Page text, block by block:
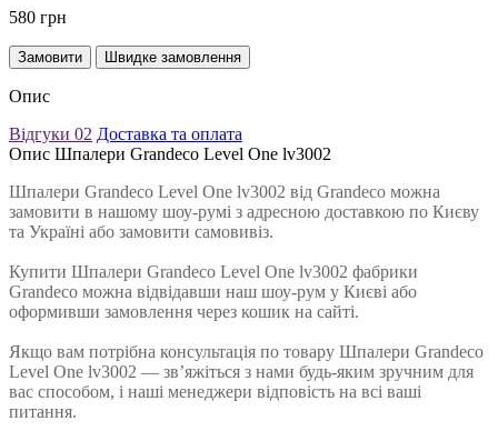
580 грн
Замовити Швидке замовлення
Опис
Відгуки 02 Доставка та оплата
Опис Шпалери Grandeco Level One lv3002
Шпалери Grandeco Level One lv3002 від Grandeco можна
замовити в нашому шоу-румі з адресною доставкою по Києву
та Україні або замовити самовивіз.
Купити Шпалери Grandeco Level One lv3002 фабрики
Grandeco можна відвідавши наш шоу-рум у Києві або
оформивши замовлення через кошик на сайті.
Якщо вам потрібна консультація по товару Шпалери Grandeco
Level One lv3002 — зв’яжіться з нами будь-яким зручним для
вас способом, і наші менеджери відповість на всі ваші
питання.